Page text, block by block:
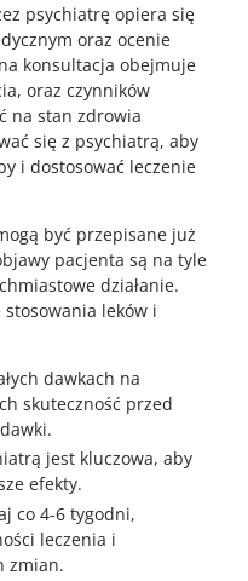
psychiatrę opiera się
oraz ocenie
konsultacja obejmuje
oraz czynników
na stan zdrowia
się z psychiatrą, aby
i dostosować leczenie
być przepisane już
pacjenta są na tyle
działanie.
stosowania leków i
dawkach na
skuteczność przed
jest kluczowa, aby
efekty.
co 4-6 tygodni,
leczenia i
zmian.